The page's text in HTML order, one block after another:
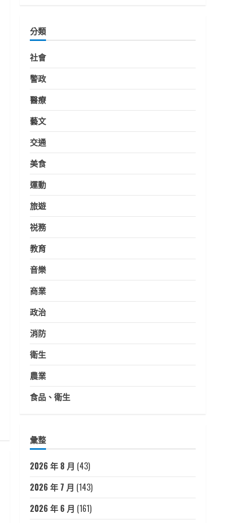
分類
社會
警政
醫療
藝文
交通
美食
運動
旅遊
祱務
教育
音樂
商業
政治
消防
衛生
農業
食品、衛生
彙整
2026 年 8 月 (43)
2026 年 7 月 (143)
2026 年 6 月 (161)